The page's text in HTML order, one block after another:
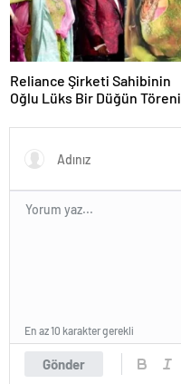
Reliance Şirketi Sahibinin
Oğlu Lüks Bir Düğün Töreni
Gönder
En az 10 karakter gerekli